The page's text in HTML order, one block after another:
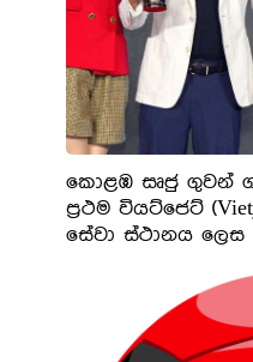
කොළඹ සෘජු ගුවන්
ප්‍රථම වියට්ජෙට්
සේවා ස්ථානය ලෙස